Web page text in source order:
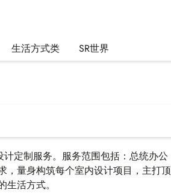
生活方式类 SR世界
定制服务。服务范围包括：总统办公
，量身构筑每个室内设计项目，主打顶
活方式。